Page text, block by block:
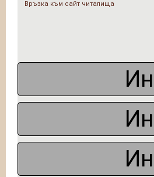
Връзка към сайт читалища